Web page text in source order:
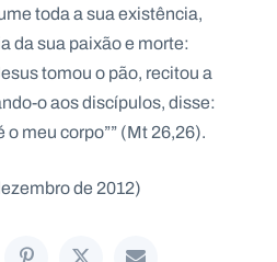
toda a sua existência,
da sua paixão e morte:
tomou o pão, recitou a
o aos discípulos, disse:
o meu corpo”” (Mt 26,26).
de 2012)